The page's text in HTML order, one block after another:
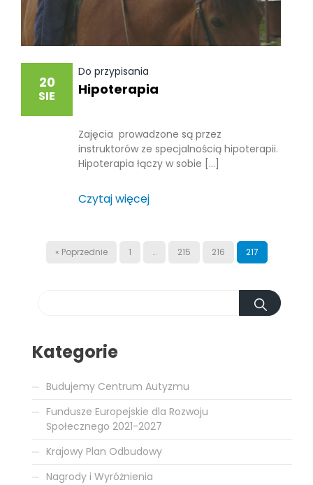
20
SIE
Do przypisania
Hipoterapia
Zajęcia prowadzone są przez
instruktorów ze specjalnością hipoterapii.
Hipoterapia łączy w sobie […]
Czytaj więcej
« Poprzednie 1 … 215 216 217
Kategorie
Budujemy Centrum Autyzmu
Fundusze Europejskie dla Rozwoju
Społecznego 2021-2027
Krajowy Plan Odbudowy
Nagrody i Wyróżnienia